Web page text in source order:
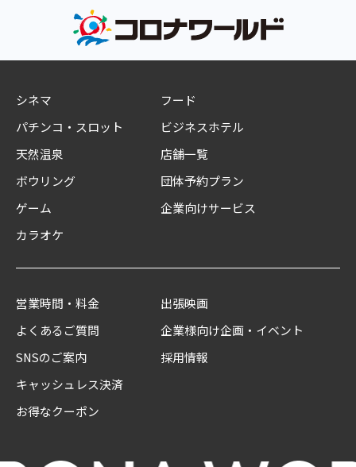
シネマ
パチンコ・スロット
天然温泉
ボウリング
ゲーム
カラオケ
フード
ビジネスホテル
店舗一覧
団体予約プラン
企業向けサービス
営業時間・料金
よくあるご質問
SNSのご案内
キャッシュレス決済
お得なクーポン
出張映画
企業様向け企画・イベント
採用情報